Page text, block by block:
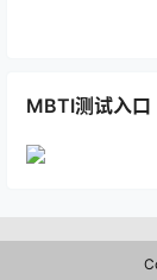
MBTI测试入口